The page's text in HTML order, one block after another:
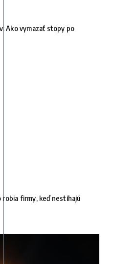
Ako vymazať stopy po
robia firmy, keď nestíhajú